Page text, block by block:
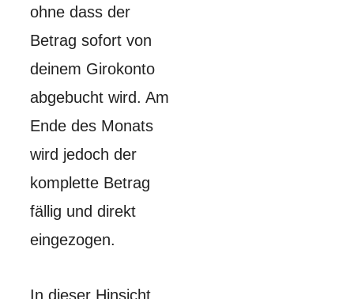
ohne dass der
Betrag sofort von
deinem Girokonto
abgebucht wird. Am
Ende des Monats
wird jedoch der
komplette Betrag
fällig und direkt
eingezogen.
In dieser Hinsicht